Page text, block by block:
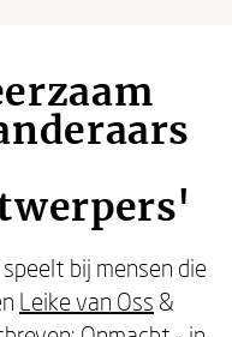
bij mensen die
Leike van Oss &